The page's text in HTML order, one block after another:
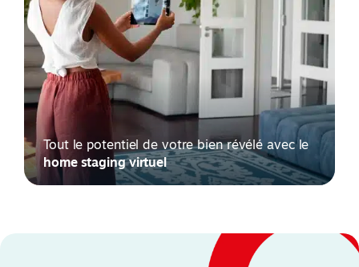
Tout le potentiel de votre bien révélé avec le
home staging virtuel